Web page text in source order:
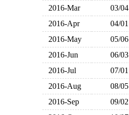
2016-Mar
03/04
2016-Apr
04/01
2016-May
05/06
2016-Jun
06/03
2016-Jul
07/01
2016-Aug
08/05
2016-Sep
09/02